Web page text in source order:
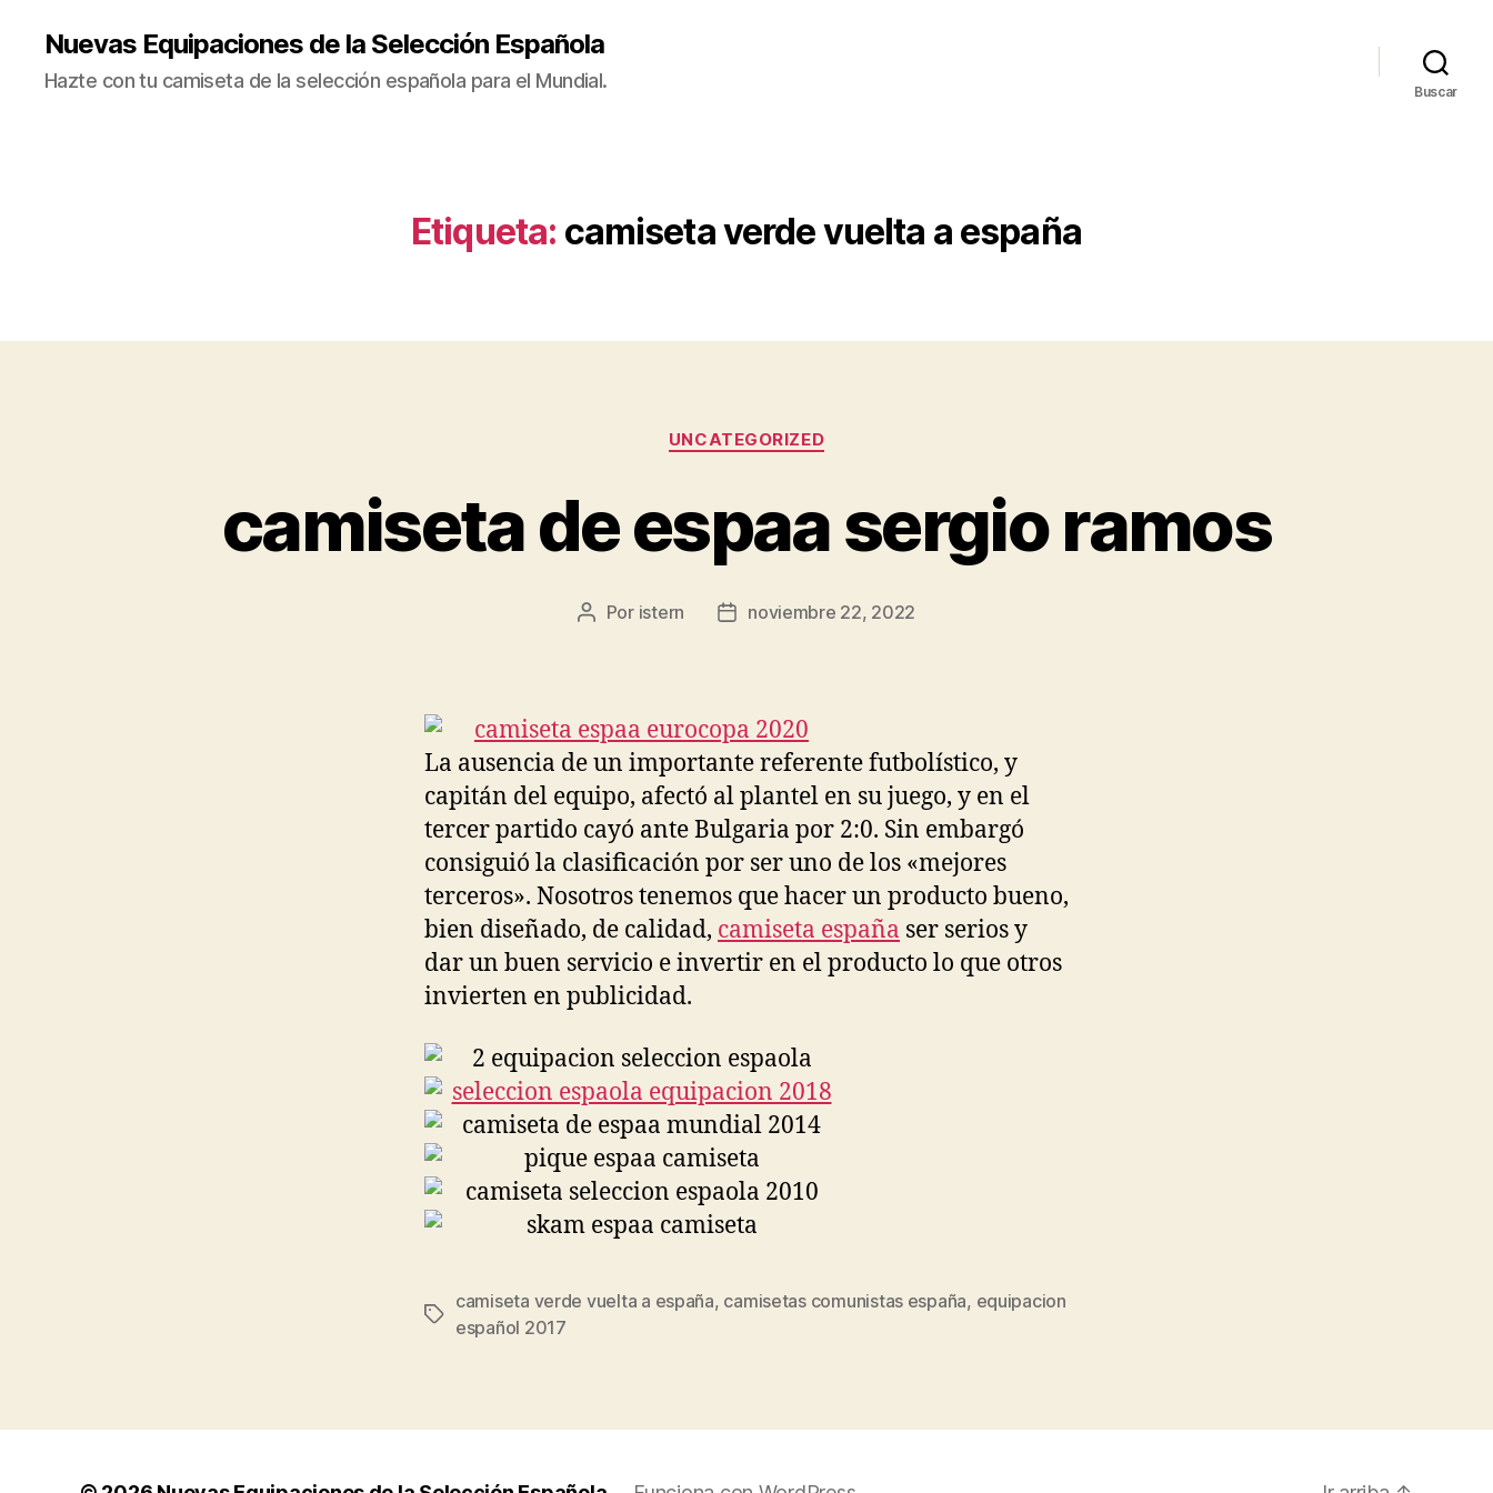
Nuevas Equipaciones de la Selección Española
Hazte con tu camiseta de la selección española para el Mundial. Buscar
Etiqueta: camiseta verde vuelta a españa
Categorías
UNCATEGORIZED
camiseta de espaa sergio ramos
Autor
Por istern
Fechanoviembre 22, 2022
La ausencia de un importante referente futbolístico, y
capitán del equipo, afectó al plantel en su juego, y en el
tercer partido cayó ante Bulgaria por 2:0. Sin embargó
consiguió la clasificación por ser uno de los «mejores
terceros». Nosotros tenemos que hacer un producto bueno,
bien diseñado, de calidad, camiseta españa ser serios y
dar un buen servicio e invertir en el producto lo que otros
invierten en publicidad.
Etiquetas
camiseta verde vuelta a españa, camisetas comunistas españa, equipacion
español 2017